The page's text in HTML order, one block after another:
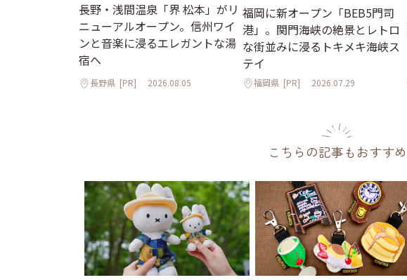
長野・浅間温泉「界 松本」がリ
ニューアルオープン。信州ワイ
ンと音楽に浸るエレガントな湯
宿へ
長野県 [PR] 2026.08.05
福岡に新オープン「BEB5門司
港」。関門海峡の絶景とレトロ
な街並みに浸るトキメキ海峡ス
テイ
福岡県 [PR] 2026.07.29
こちらの記事もおすすめ